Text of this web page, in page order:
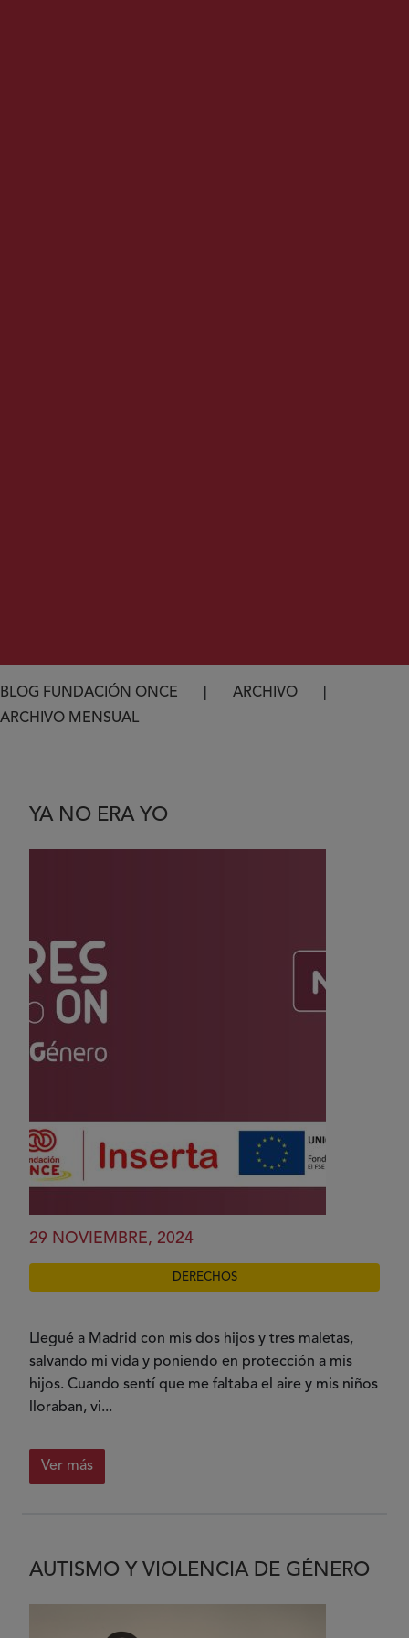
Ruta de navegación
BLOG FUNDACIÓN ONCE
ARCHIVO
ARCHIVO MENSUAL
YA NO ERA YO
29 NOVIEMBRE, 2024
DERECHOS
Llegué a Madrid con mis dos hijos y tres maletas,
salvando mi vida y poniendo en protección a mis
hijos. Cuando sentí que me faltaba el aire y mis niños
lloraban, vi...
Ver más
AUTISMO Y VIOLENCIA DE GÉNERO